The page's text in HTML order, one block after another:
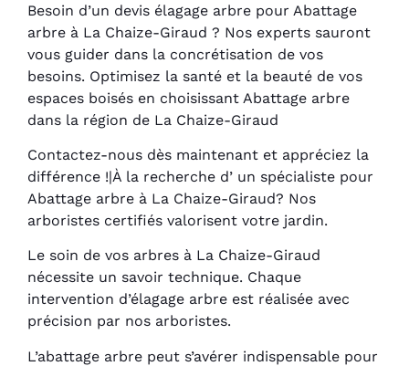
Besoin d’un devis élagage arbre pour Abattage
arbre à La Chaize-Giraud ? Nos experts sauront
vous guider dans la concrétisation de vos
besoins. Optimisez la santé et la beauté de vos
espaces boisés en choisissant Abattage arbre
dans la région de La Chaize-Giraud
Contactez-nous dès maintenant et appréciez la
différence !|À la recherche d’ un spécialiste pour
Abattage arbre à La Chaize-Giraud? Nos
arboristes certifiés valorisent votre jardin.
Le soin de vos arbres à La Chaize-Giraud
nécessite un savoir technique. Chaque
intervention d’élagage arbre est réalisée avec
précision par nos arboristes.
L’abattage arbre peut s’avérer indispensable pour